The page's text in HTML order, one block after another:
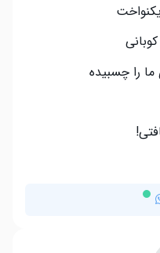
را چسبیده
!